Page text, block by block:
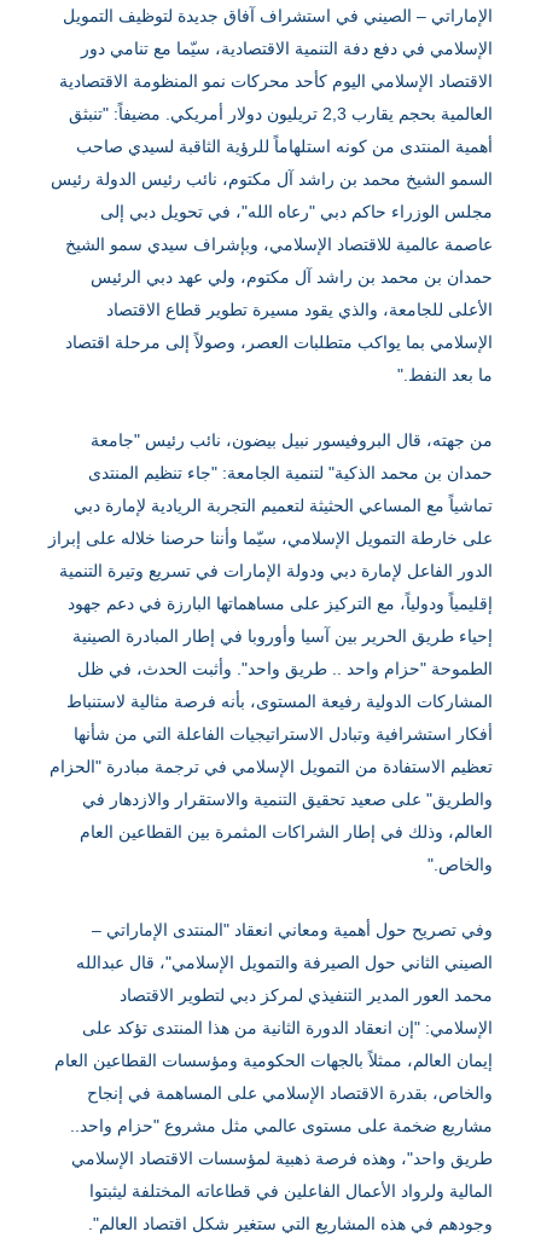
الإماراتي – الصيني في استشراف آفاق جديدة لتوظيف التمويل
الإسلامي في دفع دفة التنمية الاقتصادية، سيّما مع تنامي دور
الاقتصاد الإسلامي اليوم كأحد محركات نمو المنظومة الاقتصادية
العالمية بحجم يقارب 2,3 تريليون دولار أمريكي. مضيفاً: "تنبثق
أهمية المنتدى من كونه استلهاماً للرؤية الثاقبة لسيدي صاحب
السمو الشيخ محمد بن راشد آل مكتوم، نائب رئيس الدولة رئيس
مجلس الوزراء حاكم دبي "رعاه الله"، في تحويل دبي إلى
عاصمة عالمية للاقتصاد الإسلامي، وبإشراف سيدي سمو الشيخ
حمدان بن محمد بن راشد آل مكتوم، ولي عهد دبي الرئيس
الأعلى للجامعة، والذي يقود مسيرة تطوير قطاع الاقتصاد
الإسلامي بما يواكب متطلبات العصر، وصولاً إلى مرحلة اقتصاد
ما بعد النفط."
من جهته، قال البروفيسور نبيل بيضون، نائب رئيس "جامعة
حمدان بن محمد الذكية" لتنمية الجامعة: "جاء تنظيم المنتدى
تماشياً مع المساعي الحثيثة لتعميم التجربة الريادية لإمارة دبي
على خارطة التمويل الإسلامي، سيّما وأننا حرصنا خلاله على إبراز
الدور الفاعل لإمارة دبي ودولة الإمارات في تسريع وتيرة التنمية
إقليمياً ودولياً، مع التركيز على مساهماتها البارزة في دعم جهود
إحياء طريق الحرير بين آسيا وأوروبا في إطار المبادرة الصينية
الطموحة "حزام واحد .. طريق واحد". وأثبت الحدث، في ظل
المشاركات الدولية رفيعة المستوى، بأنه فرصة مثالية لاستنباط
أفكار استشرافية وتبادل الاستراتيجيات الفاعلة التي من شأنها
تعظيم الاستفادة من التمويل الإسلامي في ترجمة مبادرة "الحزام
والطريق" على صعيد تحقيق التنمية والاستقرار والازدهار في
العالم، وذلك في إطار الشراكات المثمرة بين القطاعين العام
والخاص."
وفي تصريح حول أهمية ومعاني انعقاد "المنتدى الإماراتي –
الصيني الثاني حول الصيرفة والتمويل الإسلامي"، قال عبدالله
محمد العور المدير التنفيذي لمركز دبي لتطوير الاقتصاد
الإسلامي: "إن انعقاد الدورة الثانية من هذا المنتدى تؤكد على
إيمان العالم، ممثلاً بالجهات الحكومية ومؤسسات القطاعين العام
والخاص، بقدرة الاقتصاد الإسلامي على المساهمة في إنجاح
مشاريع ضخمة على مستوى عالمي مثل مشروع "حزام واحد..
طريق واحد"، وهذه فرصة ذهبية لمؤسسات الاقتصاد الإسلامي
المالية ولرواد الأعمال الفاعلين في قطاعاته المختلفة ليثبتوا
وجودهم في هذه المشاريع التي ستغير شكل اقتصاد العالم".